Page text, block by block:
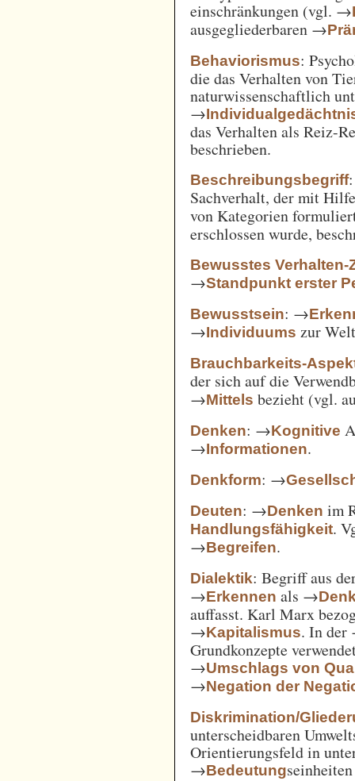
einschränkungen (vgl. →
ausgegliederbaren →
Behaviorismus:
die das Verhalten von
naturwissenschaftlich
→
das Verhalten als Reiz-
beschrieben.
Beschreibungsbegriff
Sachverhalt, der mit
von Kategorien
erschlossen wurde,
Bewusstes Verhalten-
→Standpunkt erster
Bewusstsein: →
→Individuums zur
Brauchbarkeits-
der sich auf die
→Mittels bezieht (vgl.
Denken: →Kognitive
→Informationen.
Denkform: →
Deuten: →Denken im
Handlungsfähigkeit.
→Begreifen.
Dialektik: Begriff aus
→Erkennen als →
auffasst. Karl Marx
→Kapitalismus. In
Grundkonzepte
→Umschlags von
→Negation der
Diskrimination/
unterscheidbaren
Orientierungsfeld in
→Bedeutung